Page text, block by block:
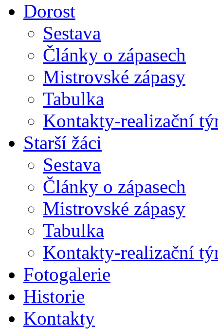
Dorost
Sestava
Články o zápasech
Mistrovské zápasy
Tabulka
Kontakty-realizační
Starší žáci
Sestava
Články o zápasech
Mistrovské zápasy
Tabulka
Kontakty-realizační
Fotogalerie
Historie
Kontakty